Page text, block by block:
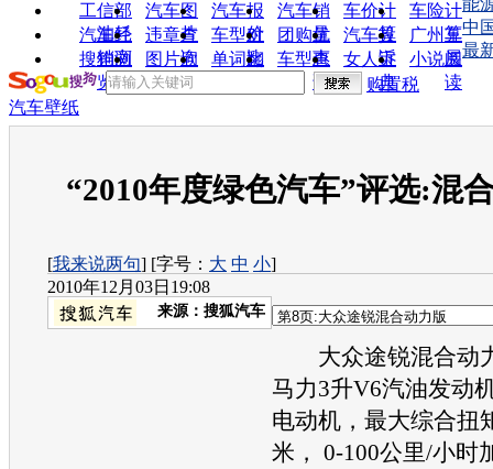
工信部
油耗
汽车图
片
汽车报
价
汽车销
量
车价计
算
车险计
算
汽车经
销商
违章查
询
车型对
比
团购优
惠
汽车投
诉
广州车
展
搜狗浏
览器
图片欣
赏
单词翻
车型查
询
女人宝
典
小说阅
读
能
中
最
购置税
汽车壁纸
“2010年度绿色汽车”评选:混
[我来说两句] [字号： 大 中 小]
2010年12月03日19:08
来源： 搜狐汽车
大众途锐混合动
马力3升V6汽油发动
电动机，最大综合扭
米， 0-100公里/小时